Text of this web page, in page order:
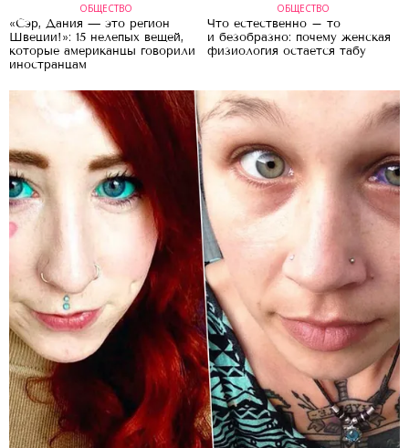
ОБЩЕСТВО
«Сэр, Дания — это регион
Швеции!»: 15 нелепых вещей,
которые американцы говорили
иностранцам
ОБЩЕСТВО
Что естественно – то
и безобразно: почему женская
физиология остается табу